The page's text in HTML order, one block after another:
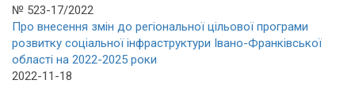
№ 523-17/2022
Про внесення змін до регіональної цільової програми
розвитку соціальної інфраструктури Івано-Франківської
області на 2022-2025 роки
2022-11-18